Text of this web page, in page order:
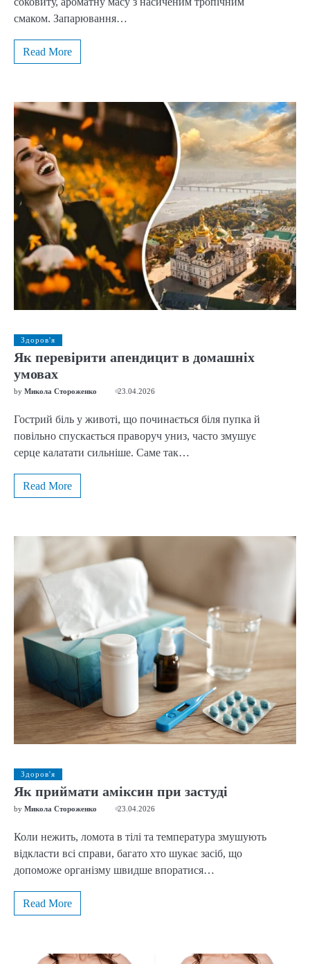
смаком. Запарювання…
Read More
Здоров'я
Як перевірити апендицит в домашніх
умовах
by Микола Стороженко 23.04.2026
Гострий біль у животі, що починається біля пупка й
повільно спускається праворуч униз, часто змушує
серце калатати сильніше. Саме так…
Read More
Здоров'я
Як приймати аміксин при застуді
by Микола Стороженко 23.04.2026
Коли нежить, ломота в тілі та температура змушують
відкласти всі справи, багато хто шукає засіб, що
допоможе організму швидше впоратися…
Read More